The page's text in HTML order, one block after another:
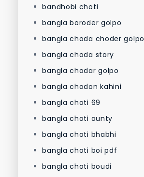
bandhobi choti
bangla boroder golpo
bangla choda choder golpo
bangla choda story
bangla chodar golpo
bangla chodon kahini
bangla choti 69
bangla choti aunty
bangla choti bhabhi
bangla choti boi pdf
bangla choti boudi